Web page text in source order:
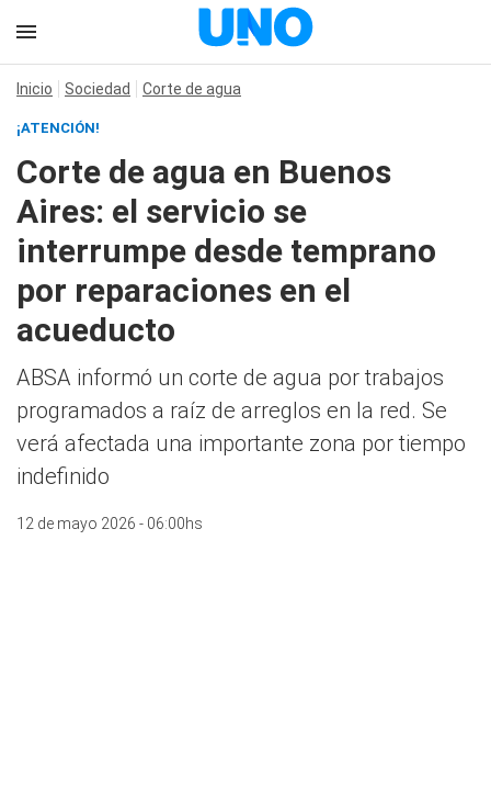
Inicio Sociedad Corte de agua
¡ATENCIÓN!
Corte de agua en Buenos
Aires: el servicio se
interrumpe desde temprano
por reparaciones en el
acueducto
ABSA informó un corte de agua por trabajos
programados a raíz de arreglos en la red. Se
verá afectada una importante zona por tiempo
indefinido
12 de mayo 2026 - 06:00hs